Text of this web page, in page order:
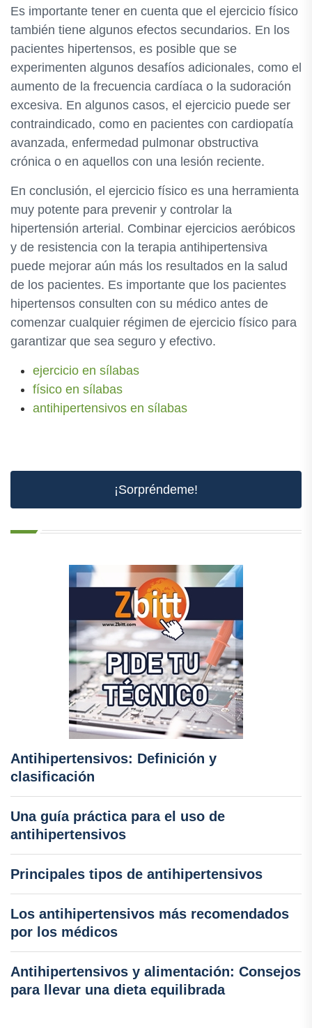
Es importante tener en cuenta que el ejercicio físico
también tiene algunos efectos secundarios. En los
pacientes hipertensos, es posible que se
experimenten algunos desafíos adicionales, como el
aumento de la frecuencia cardíaca o la sudoración
excesiva. En algunos casos, el ejercicio puede ser
contraindicado, como en pacientes con cardiopatía
avanzada, enfermedad pulmonar obstructiva
crónica o en aquellos con una lesión reciente.
En conclusión, el ejercicio físico es una herramienta
muy potente para prevenir y controlar la
hipertensión arterial. Combinar ejercicios aeróbicos
y de resistencia con la terapia antihipertensiva
puede mejorar aún más los resultados en la salud
de los pacientes. Es importante que los pacientes
hipertensos consulten con su médico antes de
comenzar cualquier régimen de ejercicio físico para
garantizar que sea seguro y efectivo.
ejercicio en sílabas
físico en sílabas
antihipertensivos en sílabas
¡Sorpréndeme!
Antihipertensivos: Definición y
clasificación
Una guía práctica para el uso de
antihipertensivos
Principales tipos de antihipertensivos
Los antihipertensivos más recomendados
por los médicos
Antihipertensivos y alimentación: Consejos
para llevar una dieta equilibrada